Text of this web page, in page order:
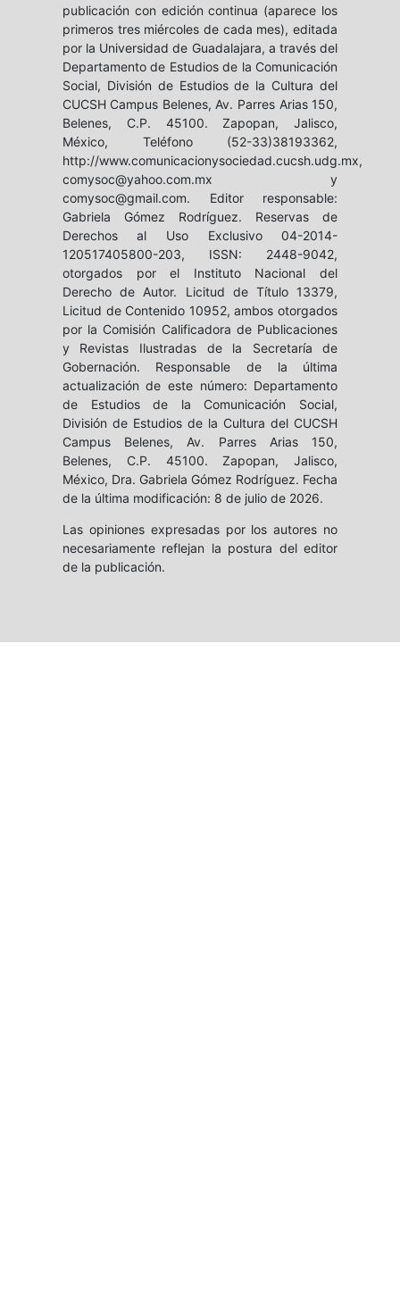
publicación con edición continua (aparece los
primeros tres miércoles de cada mes), editada
por la Universidad de Guadalajara, a través del
Departamento de Estudios de la Comunicación
Social, División de Estudios de la Cultura del
CUCSH Campus Belenes, Av. Parres Arias 150,
Belenes, C.P. 45100. Zapopan, Jalisco,
México, Teléfono (52-33)38193362,
http://www.comunicacionysociedad.cucsh.udg.mx,
comysoc@yahoo.com.mx y
comysoc@gmail.com. Editor responsable:
Gabriela Gómez Rodríguez. Reservas de
Derechos al Uso Exclusivo 04-2014-
120517405800-203, ISSN: 2448-9042,
otorgados por el Instituto Nacional del
Derecho de Autor. Licitud de Título 13379,
Licitud de Contenido 10952, ambos otorgados
por la Comisión Calificadora de Publicaciones
y Revistas Ilustradas de la Secretaría de
Gobernación. Responsable de la última
actualización de este número: Departamento
de Estudios de la Comunicación Social,
División de Estudios de la Cultura del CUCSH
Campus Belenes, Av. Parres Arias 150,
Belenes, C.P. 45100. Zapopan, Jalisco,
México, Dra. Gabriela Gómez Rodríguez. Fecha
de la última modificación: 8 de julio de 2026.
Las opiniones expresadas por los autores no
necesariamente reflejan la postura del editor
de la publicación.